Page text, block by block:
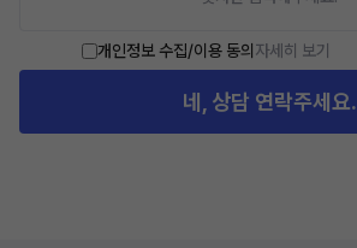
개인정보 수집/이용 동의 자세히 보기
네, 상담 연락주세요.